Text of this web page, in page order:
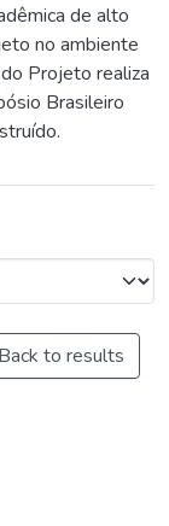
de alto
no ambiente
Projeto realiza
Brasileiro
Back to results